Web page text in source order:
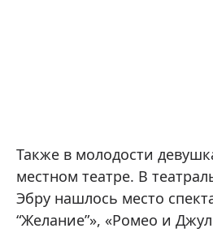
Также в молодости
местном театре. В
Эбру нашлось место
“Желание”», «Ромео и